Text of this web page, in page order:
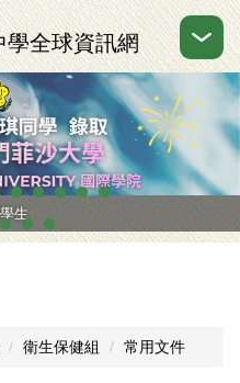
全球資訊網
生
衛生保健組 常用文件